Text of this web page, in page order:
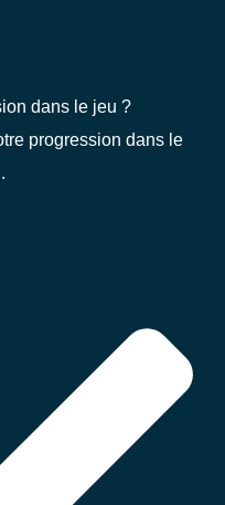
dans le jeu ?
progression dans le